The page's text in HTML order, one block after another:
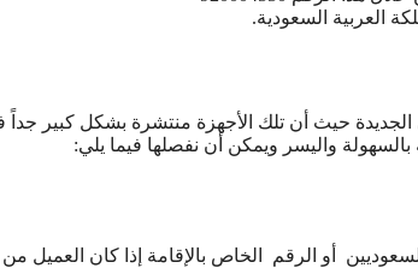
العربية السعودية.
حيث أن تلك الأجهزة منتشرة بشكل كبير جداً
بالسهولة واليسر ويمكن أن نفصلها فيما يلي:
أو الرقم الخاص بالإقامة إذا كان العميل من